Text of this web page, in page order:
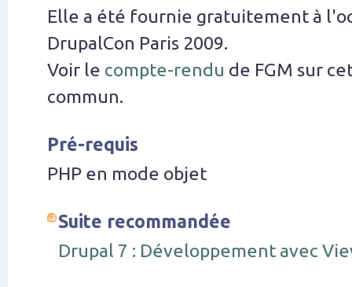
Elle a été fournie gratuitement à
DrupalCon Paris 2009.
Voir le compte-rendu de FGM sur
commun.
Pré-requis
PHP en mode objet
Suite recommandée
Drupal 7 : Développement avec